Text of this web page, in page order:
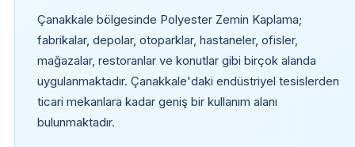
Çanakkale bölgesinde Polyester Zemin Kaplama;
fabrikalar, depolar, otoparklar, hastaneler, ofisler,
mağazalar, restoranlar ve konutlar gibi birçok alanda
uygulanmaktadır. Çanakkale'daki endüstriyel tesislerden
ticari mekanlara kadar geniş bir kullanım alanı
bulunmaktadır.